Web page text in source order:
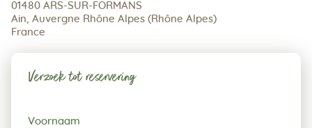
01480 ARS-SUR-FORMANS
Ain, Auvergne Rhône Alpes (Rhône Alpes)
France
Verzoek tot reservering
Verzoek
Voornaam